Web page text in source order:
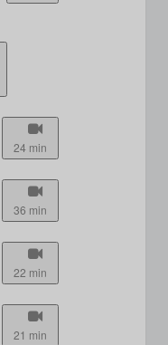
24 min
36 min
22 min
21 min